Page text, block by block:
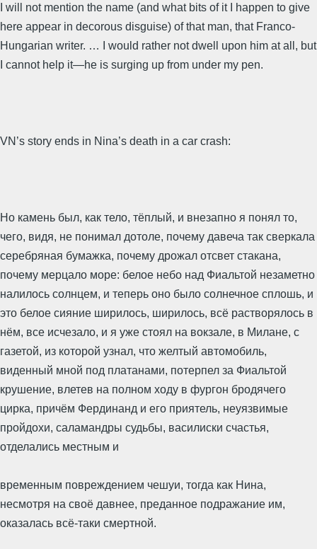
I will not mention the name (and what bits of it I happen to give
here appear in decorous disguise) of that man, that Franco-
Hungarian writer. … I would rather not dwell upon him at all, but
I cannot help it—he is surging up from under my pen.
VN’s story ends in Nina’s death in a car crash:
Но камень был, как тело, тёплый, и внезапно я понял то,
чего, видя, не понимал дотоле, почему давеча так сверкала
серебряная бумажка, почему дрожал отсвет стакана,
почему мерцало море: белое небо над Фиальтой незаметно
налилось солнцем, и теперь оно было солнечное сплошь, и
это белое сияние ширилось, ширилось, всё растворялось в
нём, все исчезало, и я уже стоял на вокзале, в Милане, с
газетой, из которой узнал, что желтый автомобиль,
виденный мной под платанами, потерпел за Фиальтой
крушение, влетев на полном ходу в фургон бродячего
цирка, причём Фердинанд и его приятель, неуязвимые
пройдохи, саламандры судьбы, василиски счастья,
отделались местным и
временным повреждением чешуи, тогда как Нина,
несмотря на своё давнее, преданное подражание им,
оказалась всё-таки смертной.